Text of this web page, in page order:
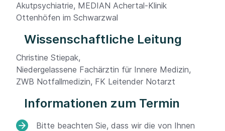
Akutpsychiatrie, MEDIAN Achertal-Klinik
Ottenhöfen im Schwarzwal
Wissenschaftliche Leitung
Christine Stiepak,
Niedergelassene Fachärztin für Innere Medizin,
ZWB Notfallmedizin, FK Leitender Notarzt
Informationen zum Termin
Bitte beachten Sie, dass wir die von Ihnen